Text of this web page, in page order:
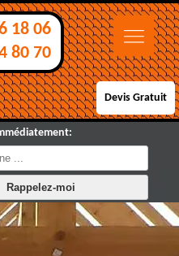
18 06
80 70
Devis Gratuit